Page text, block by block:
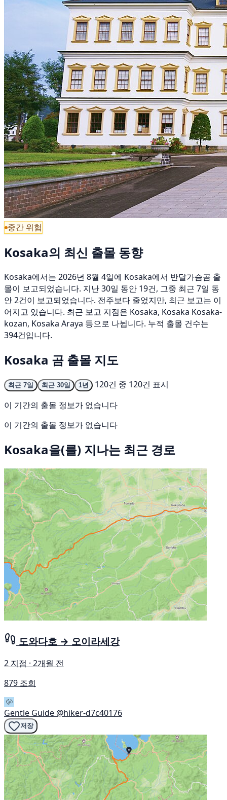
중간 위험
Kosaka의 최신 출몰 동향
Kosaka에서는 2026년 8월 4일에 Kosaka에서 반달가슴곰 출
몰이 보고되었습니다. 지난 30일 동안 19건, 그중 최근 7일 동
안 2건이 보고되었습니다. 전주보다 줄었지만, 최근 보고는 이
어지고 있습니다. 최근 보고 지점은 Kosaka, Kosaka Kosaka-
kozan, Kosaka Araya 등으로 나뉩니다. 누적 출몰 건수는
394건입니다.
Kosaka 곰 출몰 지도
최근 7일 최근 30일 1년
120건 중 120건 표시
이 기간의 출몰 정보가 없습니다
이 기간의 출몰 정보가 없습니다
Kosaka을(를) 지나는 최근 경로
도와다호 → 오이라세강
2 지점 · 2개월 전
879 조회
Gentle Guide @hiker-d7c40176
저장